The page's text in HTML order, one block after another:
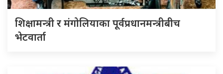
शिक्षामन्त्री र मंगोलियाका पूर्वप्रधानमन्त्रीबीच
भेटवार्ता